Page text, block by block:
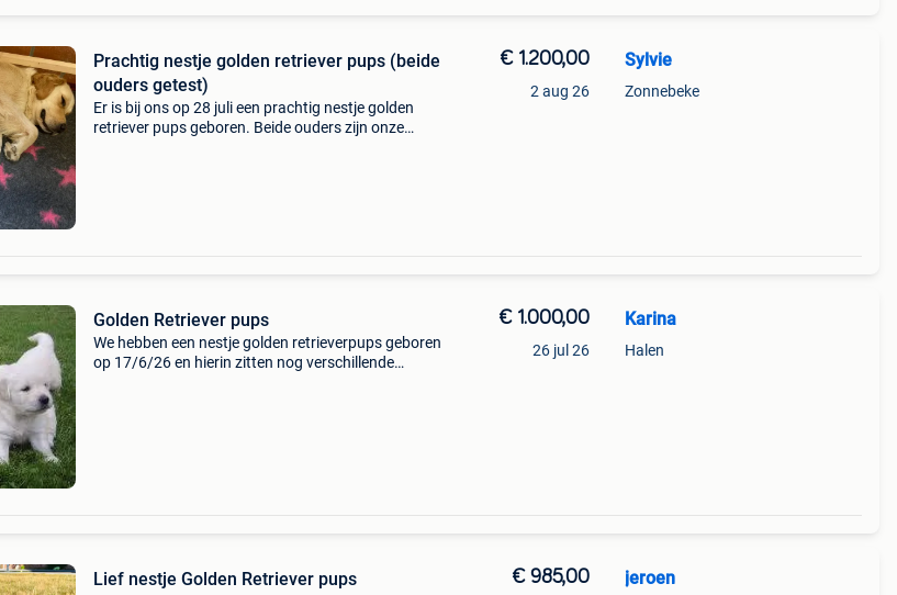
Prachtig nestje golden retriever pups (beide
ouders getest)
Er is bij ons op 28 juli een prachtig nestje golden
retriever pups geboren. Beide ouders zijn onze
€ 1.200,00
2 aug 26
Sylvie
Zonnebeke
Golden Retriever pups
We hebben een nestje golden retrieverpups geboren
op 17/6/26 en hierin zitten nog verschillende
€ 1.000,00
26 jul 26
Karina
Halen
Lief nestje Golden Retriever pups € 985,00 jeroen